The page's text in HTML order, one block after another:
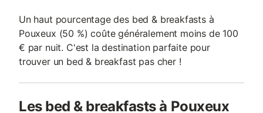
Un haut pourcentage des bed & breakfasts à
Pouxeux (50 %) coûte généralement moins de 100
€ par nuit. C'est la destination parfaite pour
trouver un bed & breakfast pas cher !
Les bed & breakfasts à Pouxeux